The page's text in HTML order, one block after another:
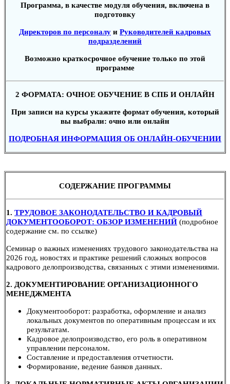
Программа, в качестве модуля обучения, включена в
подготовку
Директоров по персоналу и Руководителей кадровых
подразделений
Возможно краткосрочное обучение только по этой
программе
2 ФОРМАТА: ОЧНОЕ ОБУЧЕНИЕ В СПБ И ОНЛАЙН
При записи на курсы укажите формат обучения, который
вы выбрали: очно или онлайн
ПОДРОБНАЯ ИНФОРМАЦИЯ ОБ ОНЛАЙН-ОБУЧЕНИИ
СОДЕРЖАНИЕ ПРОГРАММЫ
1. ТРУДОВОЕ ЗАКОНОДАТЕЛЬСТВО И КАДРОВЫЙ
ДОКУМЕНТООБОРОТ: ОБЗОР ИЗМЕНЕНИЙ (подробное
содержание см. по ссылке)
Семинар о важных изменениях трудового законодательства на
2026 год, новостях и практике решений сложных вопросов
кадрового делопроизводства, связанных с этими изменениями.
2. ДОКУМЕНТИРОВАНИЕ ОРГАНИЗАЦИОННОГО
МЕНЕДЖМЕНТА
Документооборот: разработка, оформление и анализ
локальных документов по оперативным процессам и их
результатам.
Кадровое делопроизводство, его роль в оперативном
управлении персоналом.
Составление и предоставления отчетности.
Формирование, ведение банков данных.